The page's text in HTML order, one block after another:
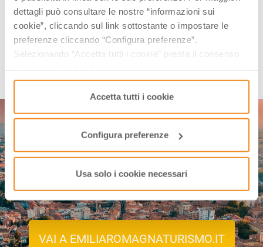
dettagli può consultare le nostre “informazioni sui
cookie”, cliccando sul link sottostante o impostare le
preferenze cliccando “Configura preferenze”.
Selezionando “Accetta tutti i cookie” presta il consenso
consenso cliccando su “Usa solo i cookie necessari” e
saranno attivati i soli cookie tecnici necessari al corretto
funzionamento del sito.
Accetta tutti i cookie
Configura preferenze
Usa solo i cookie necessari
Ogni primo del mese, una email con contenuti selezionati ed eventi in
arrivo.
ISCRIVITI
Scopri gli eventi in Emilia-
Romagna!
VAI A EMILIAROMAGNATURISMO.IT